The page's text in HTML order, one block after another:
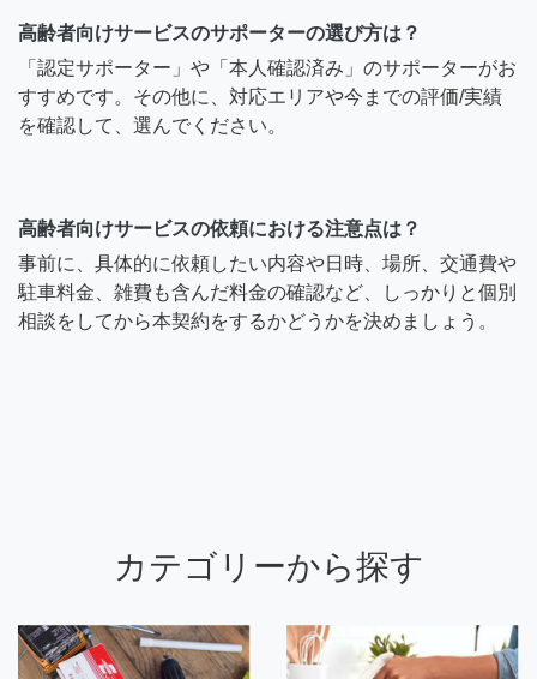
高齢者向けサービスのサポーターの選び方は？
「認定サポーター」や「本人確認済み」のサポーターがお
すすめです。その他に、対応エリアや今までの評価/実績
を確認して、選んでください。
高齢者向けサービスの依頼における注意点は？
事前に、具体的に依頼したい内容や日時、場所、交通費や
駐車料金、雑費も含んだ料金の確認など、しっかりと個別
相談をしてから本契約をするかどうかを決めましょう。
カテゴリーから探す